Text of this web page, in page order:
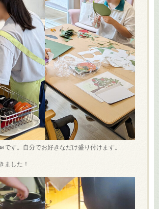
です。自分でお好きなだけ盛り付けます。
ました！